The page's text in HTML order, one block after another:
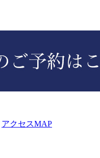
アクセスMAP